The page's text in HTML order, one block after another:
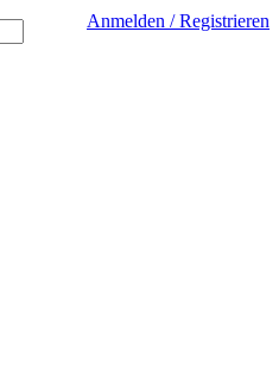
Anmelden / Registrieren